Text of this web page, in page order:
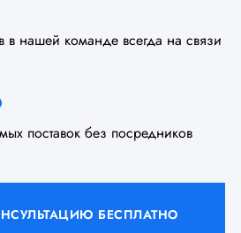
в нашей команде всегда на связи
поставок без посредников
БЕСПЛАТНО